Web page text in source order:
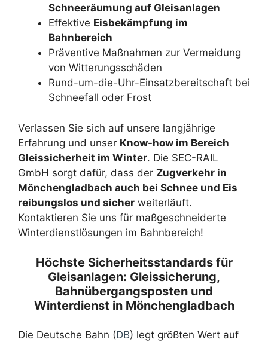
Schneeräumung auf Gleisanlagen
Effektive Eisbekämpfung im
Bahnbereich
Präventive Maßnahmen zur Vermeidung
von Witterungsschäden
Rund-um-die-Uhr-Einsatzbereitschaft bei
Schneefall oder Frost
Verlassen Sie sich auf unsere langjährige
Erfahrung und unser Know-how im Bereich
Gleissicherheit im Winter. Die SEC-RAIL
GmbH sorgt dafür, dass der Zugverkehr in
Mönchengladbach auch bei Schnee und Eis
reibungslos und sicher weiterläuft.
Kontaktieren Sie uns für maßgeschneiderte
Winterdienstlösungen im Bahnbereich!
Höchste Sicherheitsstandards für
Gleisanlagen: Gleissicherung,
Bahnübergangsposten und
Winterdienst in Mönchengladbach
Die Deutsche Bahn (DB) legt größten Wert auf